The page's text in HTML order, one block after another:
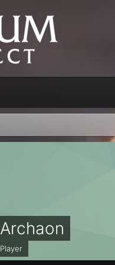
Archaon
Player